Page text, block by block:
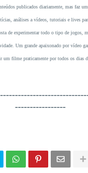
publicados diariamente, mas faz
análises a vídeos, tutoriais e lives
de experimentar todo o tipo de jogos,
Um grande apaixonado por vídeo
um filme praticamente por todos os dias
-----------------